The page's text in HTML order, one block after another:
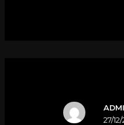
27/